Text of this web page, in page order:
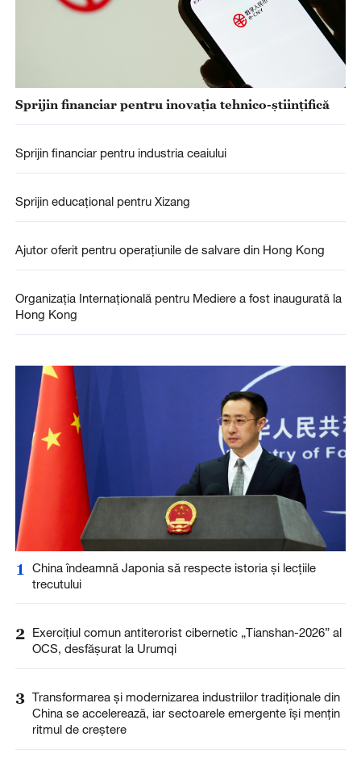
Sprijin financiar pentru inovaţia tehnico-ştiinţifică
Sprijin financiar pentru industria ceaiului
Sprijin educațional pentru Xizang
Ajutor oferit pentru operațiunile de salvare din Hong Kong
Organizația Internațională pentru Mediere a fost inaugurată la
Hong Kong
1
China îndeamnă Japonia să respecte istoria și lecțiile
trecutului
2 Exercițiul comun antiterorist cibernetic „Tianshan-2026” al
OCS, desfășurat la Urumqi
3 Transformarea și modernizarea industriilor tradiționale din
China se accelerează, iar sectoarele emergente își mențin
ritmul de creștere